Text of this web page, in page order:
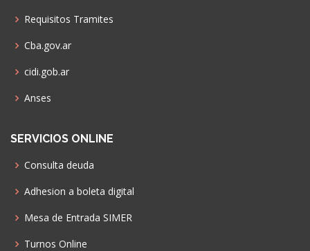
Requisitos Tramites
Cba.gov.ar
cidi.gob.ar
Anses
SERVICIOS ONLINE
Consulta deuda
Adhesion a boleta digital
Mesa de Entrada SIMER
Turnos Online